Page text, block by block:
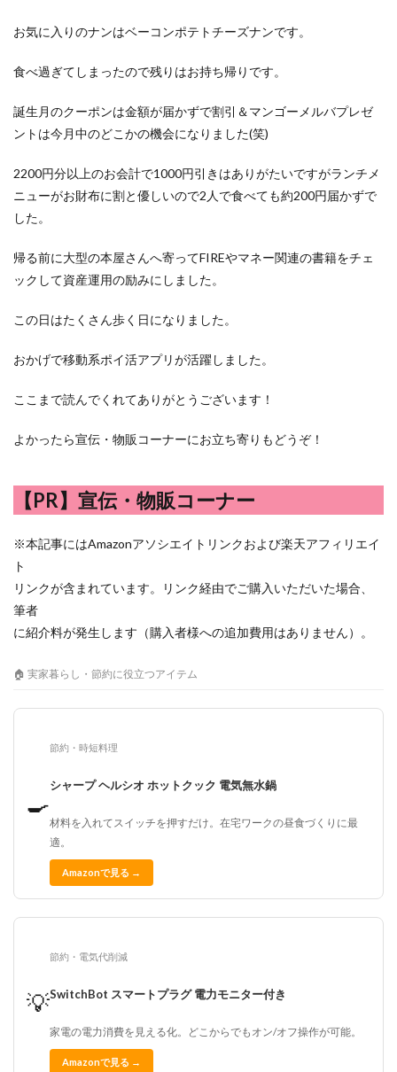
お気に入りのナンはベーコンポテトチーズナンです。
食べ過ぎてしまったので残りはお持ち帰りです。
誕生月のクーポンは金額が届かずで割引＆マンゴーメルバプレゼ
ントは今月中のどこかの機会になりました(笑)
2200円分以上のお会計で1000円引きはありがたいですがランチメ
ニューがお財布に割と優しいので2人で食べても約200円届かずで
した。
帰る前に大型の本屋さんへ寄ってFIREやマネー関連の書籍をチェ
ックして資産運用の励みにしました。
この日はたくさん歩く日になりました。
おかげで移動系ポイ活アプリが活躍しました。
ここまで読んでくれてありがとうございます！
よかったら宣伝・物販コーナーにお立ち寄りもどうぞ！
【PR】宣伝・物販コーナー
※本記事にはAmazonアソシエイトリンクおよび楽天アフィリエイ
ト
リンクが含まれています。リンク経由でご購入いただいた場合、
筆者
に紹介料が発生します（購入者様への追加費用はありません）。
🏠 実家暮らし・節約に役立つアイテム
🍳
節約・時短料理
シャープ ヘルシオ ホットクック 電気無水鍋
材料を入れてスイッチを押すだけ。在宅ワークの昼食づくりに最
適。
Amazonで見る →
💡
節約・電気代削減
SwitchBot スマートプラグ 電力モニター付き
家電の電力消費を見える化。どこからでもオン/オフ操作が可能。
Amazonで見る →